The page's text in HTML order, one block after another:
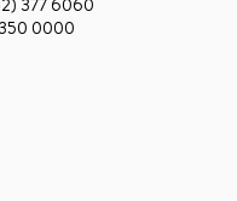
377 6060
0000